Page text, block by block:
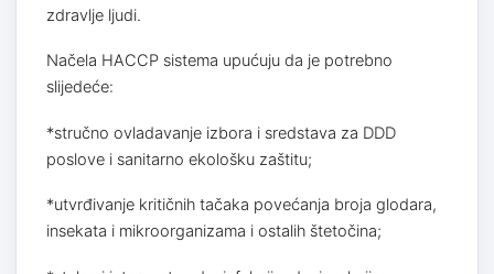
zdravlje ljudi.
Načela HACCP sistema upućuju da je potrebno
slijedeće:
*stručno ovladavanje izbora i sredstava za DDD
poslove i sanitarno ekološku zaštitu;
*utvrđivanje kritičnih tačaka povećanja broja glodara,
insekata i mikroorganizama i ostalih štetočina;